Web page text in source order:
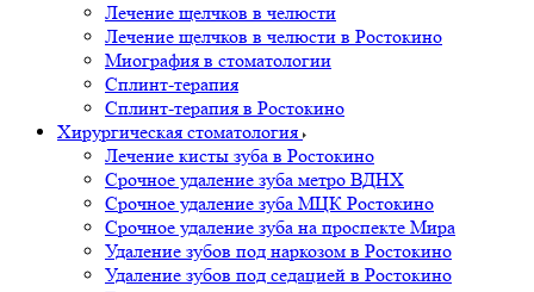
Лечение щелчков в челюсти
Лечение щелчков в челюсти в Ростокино
Миография в стоматологии
Сплинт-терапия
Сплинт-терапия в Ростокино
Хирургическая стоматология
Лечение кисты зуба в Ростокино
Срочное удаление зуба метро ВДНХ
Срочное удаление зуба МЦК Ростокино
Срочное удаление зуба на проспекте Мира
Удаление зубов под наркозом в Ростокино
Удаление зубов под седацией в Ростокино